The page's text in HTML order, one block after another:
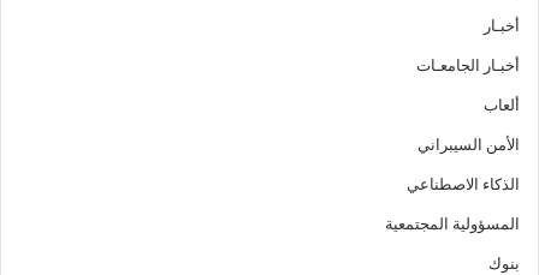
أخبـار
أخبـار الجامعـات
ألعاب
الأمن السيبراني
الذكاء الاصطناعي
المسؤولية المجتمعية
بنوك